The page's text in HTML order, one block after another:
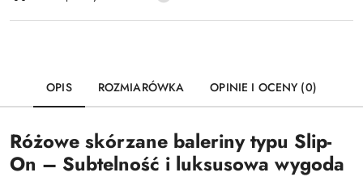
OPIS ROZMIARÓWKA OPINIE I OCENY (0)
Różowe skórzane baleriny typu Slip-
On – Subtelność i luksusowa wygoda